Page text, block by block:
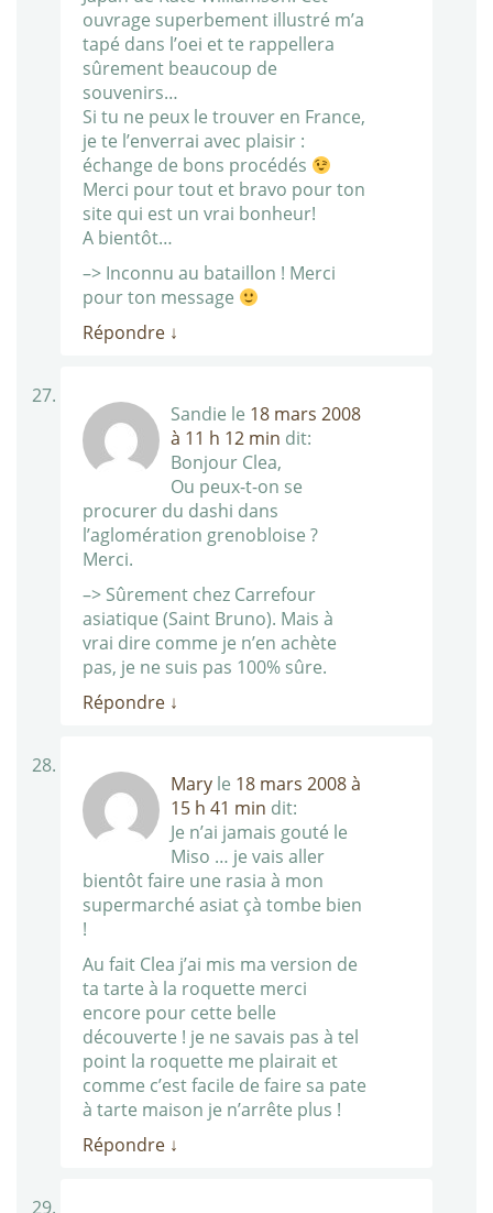
ouvrage superbement illustré m’a
tapé dans l’oei et te rappellera
sûrement beaucoup de
souvenirs…
Si tu ne peux le trouver en France,
je te l’enverrai avec plaisir :
échange de bons procédés
Merci pour tout et bravo pour ton
site qui est un vrai bonheur!
A bientôt…
–> Inconnu au bataillon ! Merci
pour ton message
Répondre ↓
Sandie le 18 mars 2008
à 11 h 12 min dit:
Bonjour Clea,
Ou peux-t-on se
procurer du dashi dans
l’aglomération grenobloise ?
Merci.
–> Sûrement chez Carrefour
asiatique (Saint Bruno). Mais à
vrai dire comme je n’en achète
pas, je ne suis pas 100% sûre.
Répondre ↓
Mary le 18 mars 2008 à
15 h 41 min dit:
Je n’ai jamais gouté le
Miso … je vais aller
bientôt faire une rasia à mon
supermarché asiat çà tombe bien
!
Au fait Clea j’ai mis ma version de
ta tarte à la roquette merci
encore pour cette belle
découverte ! je ne savais pas à tel
point la roquette me plairait et
comme c’est facile de faire sa pate
à tarte maison je n’arrête plus !
Répondre ↓